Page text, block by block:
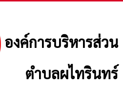
องค์การบริหารส่วน
ตำบลผไทรินทร์